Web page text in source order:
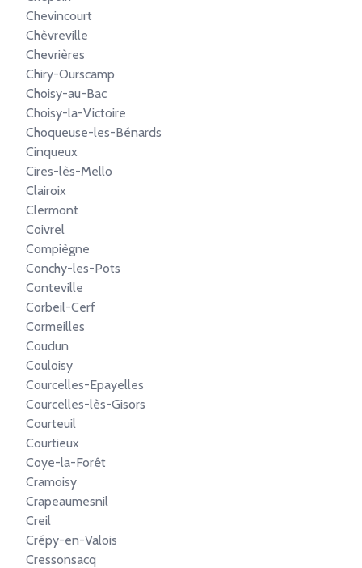
Chevincourt
Chèvreville
Chevrières
Chiry-Ourscamp
Choisy-au-Bac
Choisy-la-Victoire
Choqueuse-les-Bénards
Cinqueux
Cires-lès-Mello
Clairoix
Clermont
Coivrel
Compiègne
Conchy-les-Pots
Conteville
Corbeil-Cerf
Cormeilles
Coudun
Couloisy
Courcelles-Epayelles
Courcelles-lès-Gisors
Courteuil
Courtieux
Coye-la-Forêt
Cramoisy
Crapeaumesnil
Creil
Crépy-en-Valois
Cressonsacq